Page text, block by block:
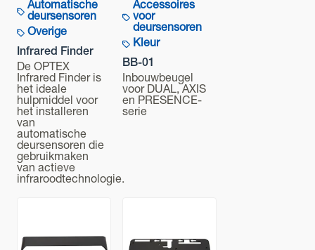
Automatische
deursensoren
Overige
Infrared Finder
De OPTEX
Infrared Finder is
het ideale
hulpmiddel voor
het installeren
van
automatische
deursensoren die
gebruikmaken
van actieve
infraroodtechnologie.
Accessoires
voor
deursensoren
Kleur
BB-01
Inbouwbeugel
voor DUAL, AXIS
en PRESENCE-
serie